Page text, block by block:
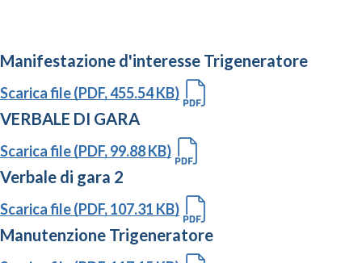
Manifestazione d'interesse Trigeneratore
Scarica file (PDF, 455.54 KB)
VERBALE DI GARA
Scarica file (PDF, 99.88 KB)
Verbale di gara 2
Scarica file (PDF, 107.31 KB)
Manutenzione Trigeneratore